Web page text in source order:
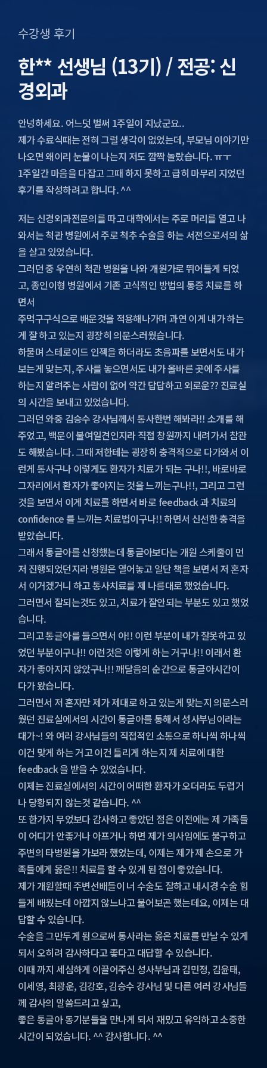
수강생 후기
한** 선생님 (13기) / 전공: 신
경외과
안녕하세요. 어느덧 벌써 1주일이 지났군요..
제가 수료식때는 전혀 그럴 생각이 없었는데, 부모님 이야기만
나오면 왜이리 눈물이 나는지 저도 깜짝 놀랐습니다. ㅠㅜ
1주일간 마음을 다잡고 그때 하지 못하고 급히 마무리 지었던
후기를 작성하려고 합니다. ^^
저는 신경외과전문의를 따고 대학에서는 주로 머리를 열고 나
와서는 척관 병원에서 주로 척추 수술을 하는 서젼으로서의 삶
을 살고 있었습니다.
그러던 중 우연히 척관 병원을 나와 개원가로 뛰어들게 되었
고, 종인이형 병원에서 기존 고식적인 방법의 통증 치료를 하
면서
주먹구구식으로 배운것을 적용해나가며 과연 이게 내가 하는
게 잘 하고 있는지 굉장히 의문스러웠습니다.
하물며 스테로이드 인젝을 하더라도 초음파를 보면서도 내가
보는게 맞는지, 주사를 놓으면서도 내가 올바른 곳에 주사를
하는지 알려주는 사람이 없어 약간 답답하고 외로운?? 진료실
의 시간을 보내고 있었습니다.
그러던 와중 김승수 강사님께서 통사한번 해봐라!! 소개를 해
주었고, 백문이 불여일견인지라 직접 창원까지 내려가서 참관
도 해봤습니다. 그때 저한테는 굉장히 충격적으로 다가와서 이
런게 통사구나 이렇게도 환자가 치료가 되는 구나!!, 바로바로
그자리에서 환자가 좋아지는 것을 느끼는구나!!, 그리고 그런
것을 보면서 이게 치료를 하면서 바로 feedback 과 치료의
confidence 를 느끼는 치료법이구나!! 하면서 신선한 충격을
받았습니다.
그래서 통글아를 신청했는데 통글아보다는 개원 스케줄이 먼
저 진행되었던지라 병원은 열어놓고 일단 책을 보면서 저 혼자
서 이거겠거니 하고 통사치료를 제 나름대로 했었습니다.
그러면서 잘되는것도 있고, 치료가 잘안되는 부분도 있고 했었
습니다.
그리고 통글아를 들으면서 아!! 이런 부분이 내가 잘못하고 있
었던 부분이구나!! 이런것은 이렇게 하는 거구나!! 이래서 환
자가 좋아지지 않았구나!! 깨달음의 순간으로 통글아시간이
다가 왔습니다.
그러면서 저 혼자만 제가 제대로 하고 있는게 맞는지 의문스러
웠던 진료실에서의 시간이 통글아를 통해서 성사부님이라는
대가~! 와 여러 강사님들의 직접적인 소통으로 하나씩 하나씩
이건 맞게 하는 거고 이건 틀리게 하는지 제 치료에 대한
feedback 을 받을 수 있었습니다.
이제는 진료실에서의 시간이 어떠한 환자가 오더라도 두렵거
나 당황되지 않는것 같습니다. ^^
또 한가지 무었보다 감사하고 좋았던 점은 이전에는 제 가족들
이 어디가 안좋거나 아프거나 하면 제가 의사임에도 불구하고
주변의 타병원을 가보라 했었는데, 이제는 제가 제 손으로 가
족들에게 옳은!! 치료를 할 수 있게 된 점이 좋았습니다.
제가 개원할때 주변선배들이 너 수술도 잘하고 내시경 수술 힘
들게 배웠는데 아깝지 않느냐고 물어보곤 했는데요, 이제는 대
답할 수 있습니다.
수술을 그만두게 됨으로써 통사라는 옳은 치료를 만날 수 있게
되서 오히려 감사하다고 좋다고 대답할 수 있습니다.
이때 까지 세심하게 이끌어주신 성사부님과 김민정, 김윤태,
이세영, 최광운, 김강호, 김승수 강사님 및 다른 여러 강사님들
께 감사의 말씀드리고 싶고,
좋은 통글아 동기분들을 만나게 되서 재밌고 유익하고 소중한
시간이 되었습니다. ^^ 감사합니다. ^^